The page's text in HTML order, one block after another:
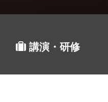
講演・研修